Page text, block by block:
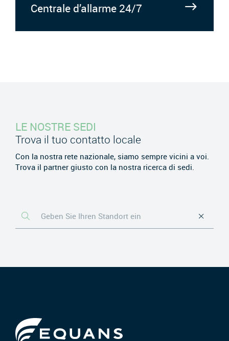
Centrale d’allarme 24/7
LE NOSTRE SEDI
Trova il tuo contatto locale
Con la nostra rete nazionale, siamo sempre vicini a voi.
Trova il partner giusto con la nostra ricerca di sedi.